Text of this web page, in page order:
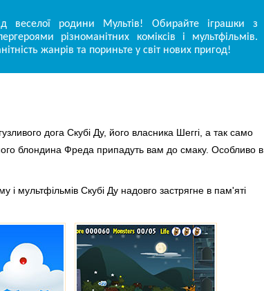
веселої родини Мультів! Обирайте іграшки з
різноманітних коміксів і мультфільмів.
жанрів та пориньте у світ нових пригод!
дога Скубі Ду, його власника Шеггі, а так само
блондина Фреда припадуть вам до смаку. Особливо в
і мультфільмів Скубі Ду надовго застрягне в пам'яті